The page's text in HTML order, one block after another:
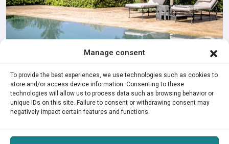
Manage consent
To provide the best experiences, we use technologies such as cookies to
store and/or access device information. Consenting to these
technologies will allow us to process data such as browsing behavior or
unique IDs on this site. Failure to consent or withdrawing consent may
negatively impact certain features and functions.
De650€Por noche
Bienvenido a Villa Petra, una joya de estilo de Las Mil y Una
Noches, disponible para alqu...